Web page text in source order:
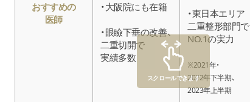
おすすめの
医師
・大阪院にも在籍
・眼瞼下垂の改善、
二重切開で
実績多数
・東日本エリア
二重整形部門で
NO.1の実力
※2021年・
2022年下半期、
2023年上半期
スクロールできます